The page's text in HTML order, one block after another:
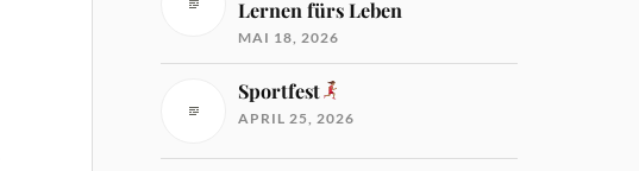
Lernen fürs Leben
MAI 18, 2026
Sportfest
APRIL 25, 2026